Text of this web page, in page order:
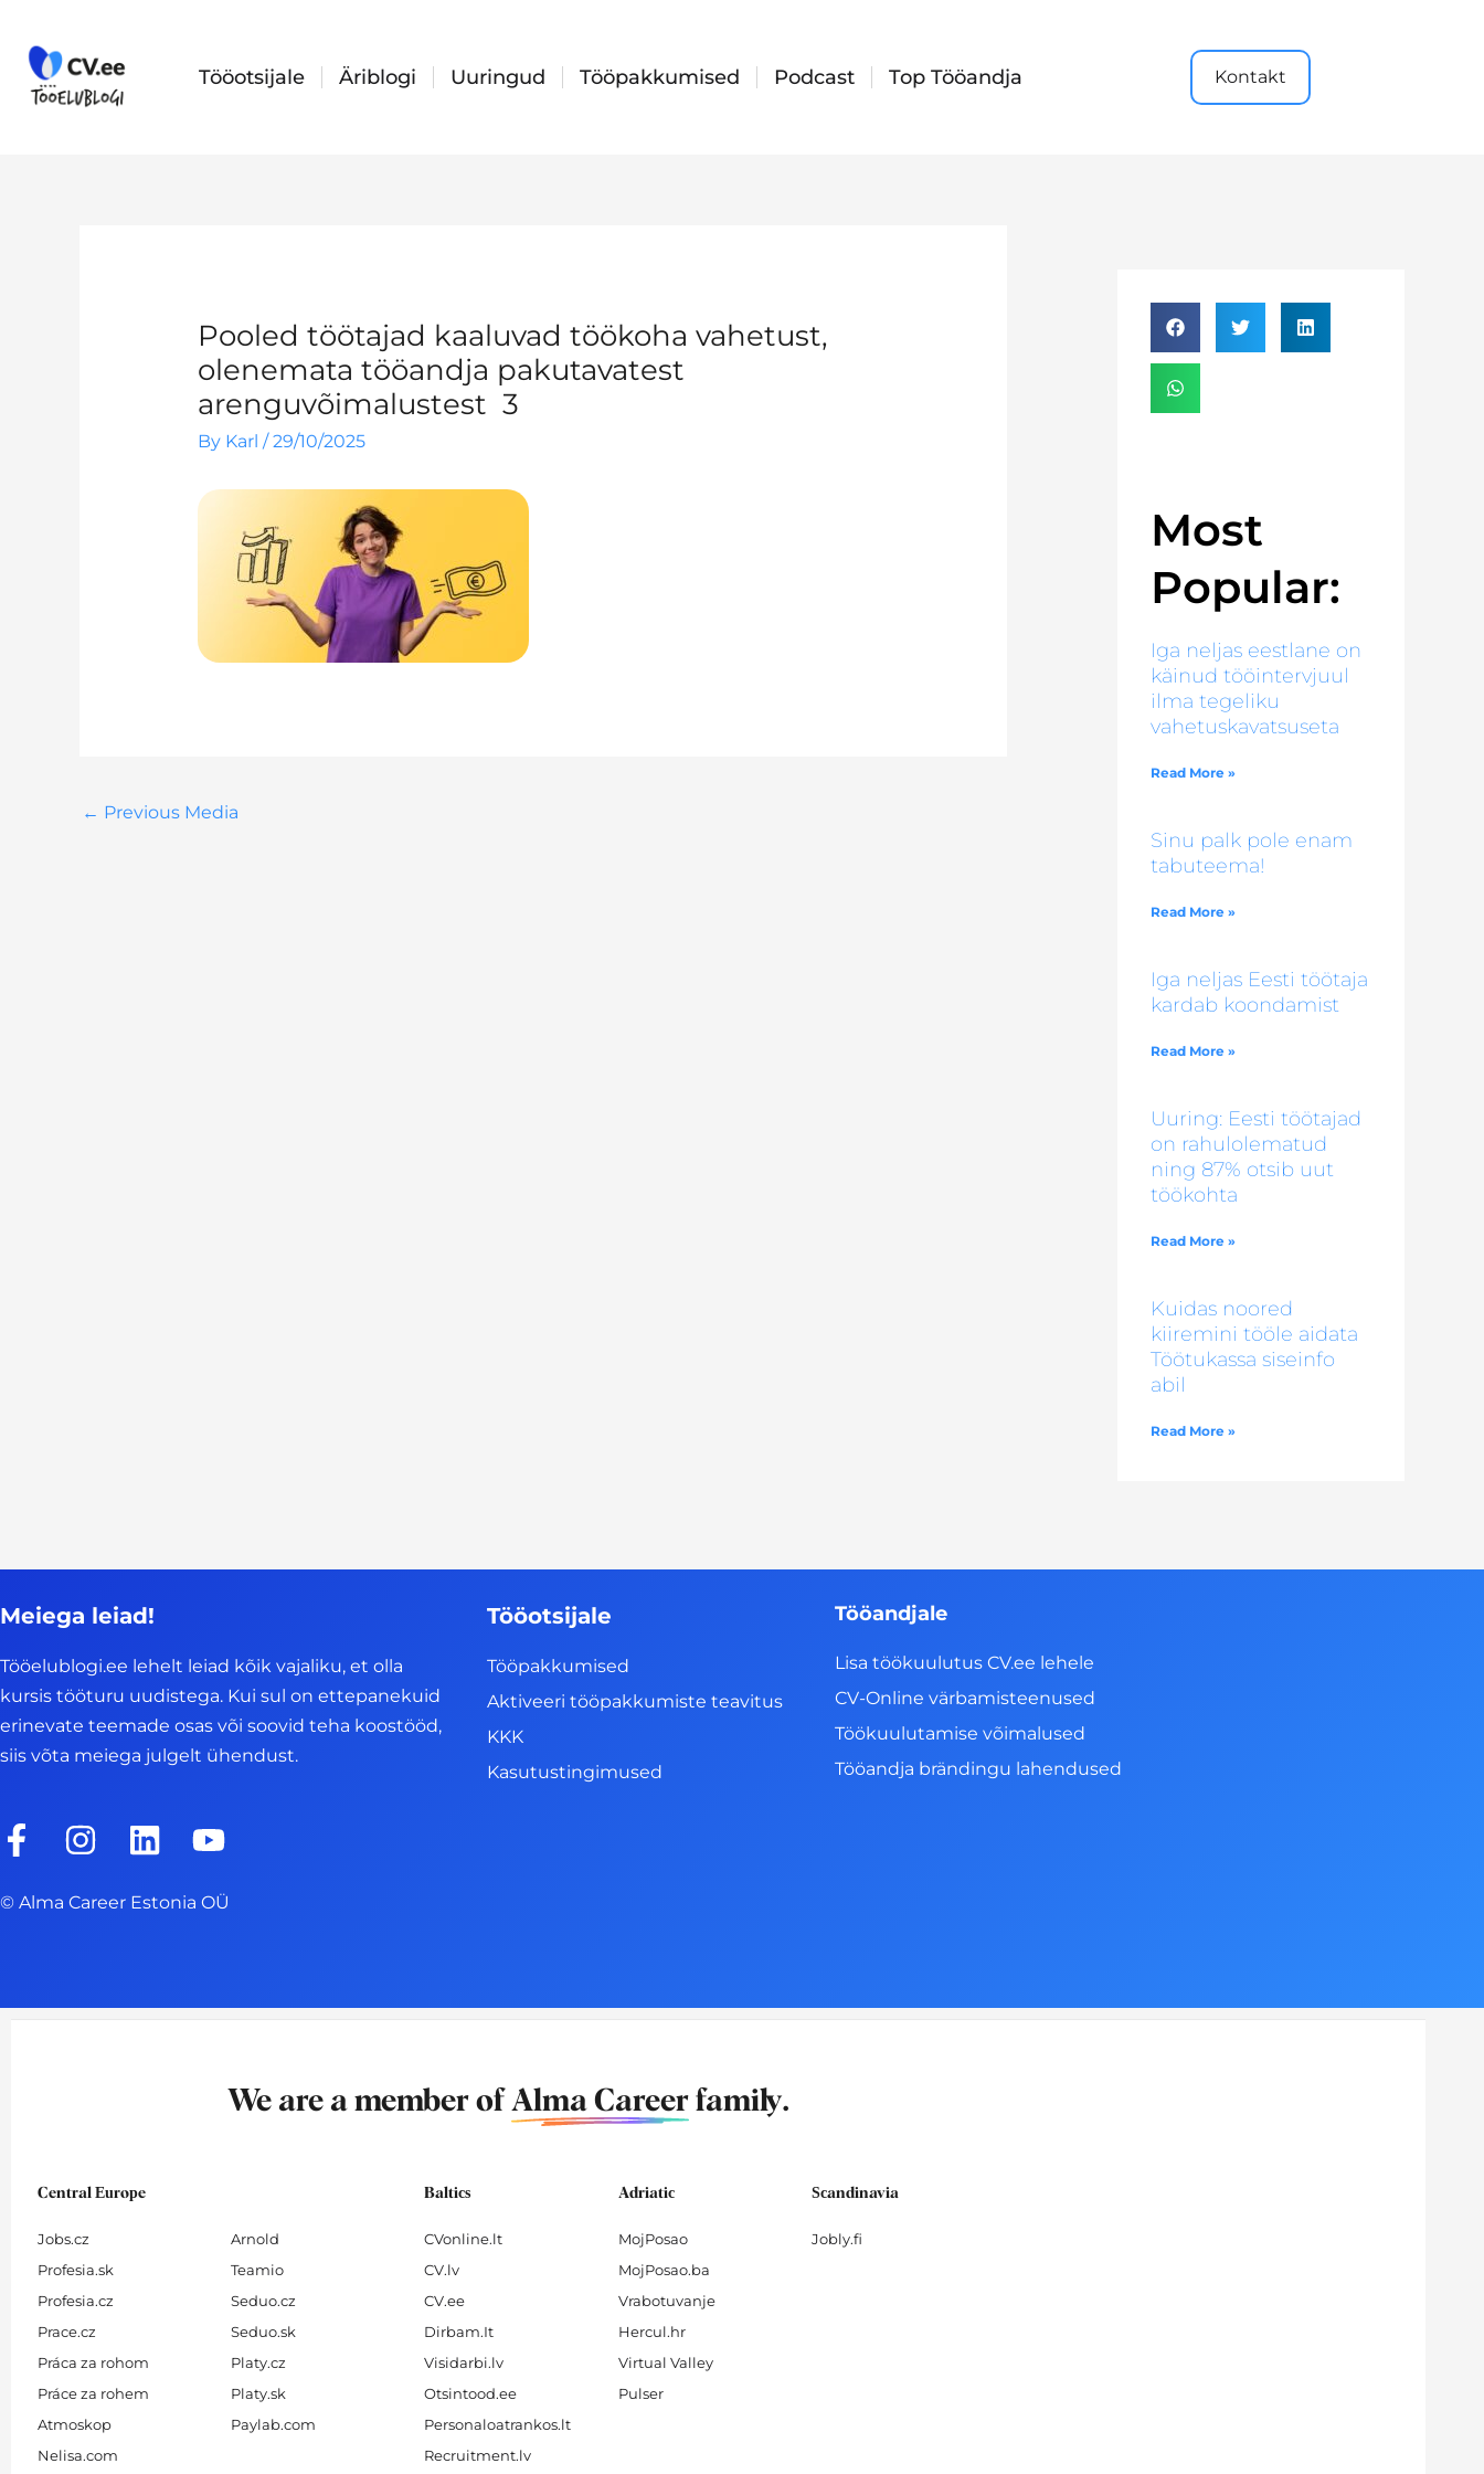
content
Tööotsijale Äriblogi Uuringud Tööpakkumised Podcast Top Tööandja Kontakt
Pooled töötajad kaaluvad töökoha vahetust,
olenemata tööandja pakutavatest
arenguvõimalustest 3
By Karl /29/10/2025
← Previous Media
Most
Popular:
Iga neljas eestlane on
käinud tööintervjuul
ilma tegeliku
vahetuskavatsuseta
Read More »
Sinu palk pole enam
tabuteema!
Read More »
Iga neljas Eesti töötaja
kardab koondamist
Read More »
Uuring: Eesti töötajad
on rahulolematud
ning 87% otsib uut
töökohta
Read More »
Kuidas noored
kiiremini tööle aidata
Töötukassa siseinfo
abil
Read More »
Meiega leiad!
Tööelublogi.ee lehelt leiad kõik vajaliku, et olla
kursis tööturu uudistega. Kui sul on ettepanekuid
erinevate teemade osas või soovid teha koostööd,
siis võta meiega julgelt ühendust.
F
c
o
I
s
g
L
n
d
Y
u
b
© Alma Career Estonia OÜ
Tööotsijale
Tööpakkumised
Aktiveeri tööpakkumiste teavitus
KKK
Kasutustingimused
Tööandjale
Lisa töökuulutus CV.ee lehele
CV-Online värbamisteenused
Töökuulutamise võimalused
Tööandja brändingu lahendused
We are a member of Alma Careerfamily.
Central Europe
Jobs.cz
Profesia.sk
Profesia.cz
Prace.cz
Práca za rohom
Práce za rohem
Atmoskop
Nelisa.com
Arnold
Teamio
Seduo.cz
Seduo.sk
Platy.cz
Platy.sk
Paylab.com
Baltics
CVonline.lt
CV.lv
CV.ee
Dirbam.It
Visidarbi.lv
Otsintood.ee
Personaloatrankos.lt
Recruitment.lv
Adriatic
MojPosao
MojPosao.ba
Vrabotuvanje
Hercul.hr
Virtual Valley
Pulser
Scandinavia
Jobly.fi